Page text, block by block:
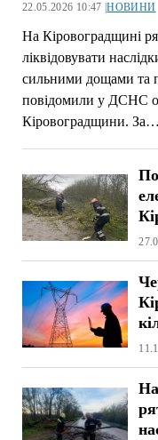
22.05.2026 10:47 |НОВИНИ
На Кіровоградщині
ліквідовувати
сильними дощами та
повідомили у ДСНС
Кіровоградщини. За…